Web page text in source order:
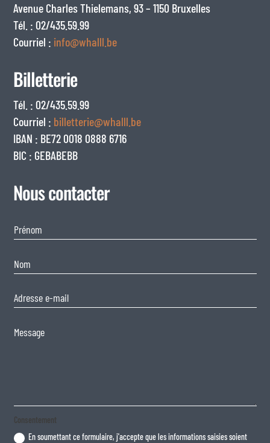
Avenue Charles Thielemans, 93 – 1150 Bruxelles
Tél. : 02/435.59.99
Courriel : info@whalll.be
Billetterie
Tél. : 02/435.59.99
Courriel : billetterie@whalll.be
IBAN : BE72 0018 0888 6716
BIC : GEBABEBB
Nous contacter
Consentement
En soumettant ce formulaire, j'accepte que les informations saisies soient